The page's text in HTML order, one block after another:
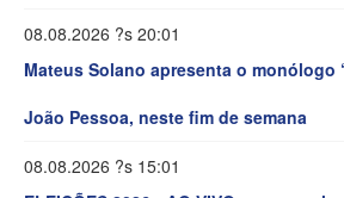
08.08.2026 ?s 20:01
Mateus Solano apresenta o monólogo
João Pessoa, neste fim de semana
08.08.2026 ?s 15:01